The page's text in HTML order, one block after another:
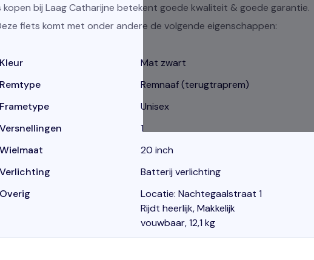
kopen bij Laag Catharijne betekent goede kwaliteit & goede garantie.
fiets komt met onder andere de volgende eigenschappen:
Kleur
Mat zwart
Remtype
Remnaaf (terugtraprem)
Frametype
Unisex
Versnellingen
1
Wielmaat
20 inch
Verlichting
Batterij verlichting
Overig
Locatie: Nachtegaalstraat 1
Rijdt heerlijk, Makkelijk
vouwbaar, 12,1 kg